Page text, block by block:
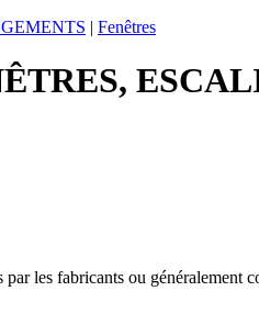
| Fenêtres
les fabricants ou généralement